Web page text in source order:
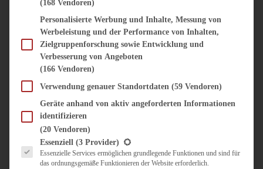
VORSPEISEN
SÜSS & HERZHAFT
BROTAUFSTRICH
DIPS, SAUCEN, CHUTNEYS
KÜCHENGESCHENKE
UNTERWEGS
(168 Vendoren)
Personalisierte Werbung und Inhalte, Messung von
Werbeleistung und der Performance von Inhalten,
Zielgruppenforschung sowie Entwicklung und
Verbesserung von Angeboten
(166 Vendoren)
Verwendung genauer Standortdaten (59 Vendoren)
Geräte anhand von aktiv angeforderten Informationen
identifizieren
(20 Vendoren)
Es folgt eine Liste der Service-Gruppen, für die eine Einwilligung erteilt werden
Essenziell (3 Provider)
Essenzielle Services ermöglichen grundlegende Funktionen und sind für
das ordnungsgemäße Funktionieren der Website erforderlich.